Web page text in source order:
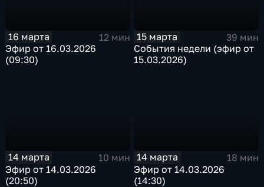
16 марта
12 мин
Эфир от 16.03.2026
(09:30)
15 марта
39 мин
События недели (эфир от
15.03.2026)
14 марта
10 мин
Эфир от 14.03.2026
(20:50)
14 марта
18 мин
Эфир от 14.03.2026
(14:30)